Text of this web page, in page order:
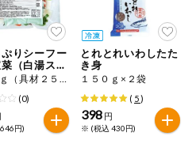
ずるものが含まれていない商品
りシーフー
菜（白湯スー
３２０ｇ（具材２５０ｇ、添付たれ７０ｇ）
(0)
円)
とれとれいわしたた
き身
１５０ｇ×２袋
( 5)
398 円
※ (税込 430円)